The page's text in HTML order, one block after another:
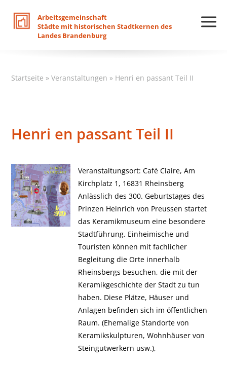
Arbeitsgemeinschaft
Städte mit historischen Stadtkernen des
Landes Brandenburg
Startseite »Veranstaltungen » Henri en passant Teil II
Henri en passant Teil II
Veranstaltungsort: Café Claire, Am
Kirchplatz 1, 16831 Rheinsberg
Anlässlich des 300. Geburtstages des
Prinzen Heinrich von Preussen startet
das Keramikmuseum eine besondere
Stadtführung. Einheimische und
Touristen können mit fachlicher
Begleitung die Orte innerhalb
Rheinsbergs besuchen, die mit der
Keramikgeschichte der Stadt zu tun
haben. Diese Plätze, Häuser und
Anlagen befinden sich im öffentlichen
Raum. (Ehemalige Standorte von
Keramikskulpturen, Wohnhäuser von
Steingutwerkern usw.),